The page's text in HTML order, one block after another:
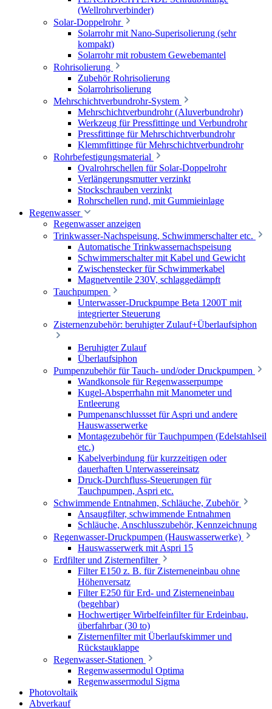
(Wellrohrverbinder)
Solar-Doppelrohr
Solarrohr mit Nano-Superisolierung (sehr
kompakt)
Solarrohr mit robustem Gewebemantel
Rohrisolierung
Zubehör Rohrisolierung
Solarrohrisolierung
Mehrschichtverbundrohr-System
Mehrschichtverbundrohr (Aluverbundrohr)
Werkzeug für Pressfittinge und Verbundrohr
Pressfittinge für Mehrschichtverbundrohr
Klemmfittinge für Mehrschichtverbundrohr
Rohrbefestigungsmaterial
Ovalrohrschellen für Solar-Doppelrohr
Verlängerungsmutter verzinkt
Stockschrauben verzinkt
Rohrschellen rund, mit Gummieinlage
Regenwasser
Regenwasser anzeigen
Trinkwasser-Nachspeisung, Schwimmerschalter etc.
Automatische Trinkwassernachspeisung
Schwimmerschalter mit Kabel und Gewicht
Zwischenstecker für Schwimmerkabel
Magnetventile 230V, schlaggedämpft
Tauchpumpen
Unterwasser-Druckpumpe Beta 1200T mit
integrierter Steuerung
Zisternenzubehör: beruhigter Zulauf+Überlaufsiphon
Beruhigter Zulauf
Überlaufsiphon
Pumpenzubehör für Tauch- und/oder Druckpumpen
Wandkonsole für Regenwasserpumpe
Kugel-Absperrhahn mit Manometer und
Entleerung
Pumpenanschlussset für Aspri und andere
Hauswasserwerke
Montagezubehör für Tauchpumpen (Edelstahlseil
etc.)
Kabelverbindung für kurzzeitigen oder
dauerhaften Unterwassereinsatz
Druck-Durchfluss-Steuerungen für
Tauchpumpen, Aspri etc.
Schwimmende Entnahmen, Schläuche, Zubehör
Ansaugfilter, schwimmende Entnahmen
Schläuche, Anschlusszubehör, Kennzeichnung
Regenwasser-Druckpumpen (Hauswasserwerke)
Hauswasserwerk mit Aspri 15
Erdfilter und Zisternenfilter
Filter E150 z. B. für Zisterneneinbau ohne
Höhenversatz
Filter E250 für Erd- und Zisterneneinbau
(begehbar)
Hochwertiger Wirbelfeinfilter für Erdeinbau,
überfahrbar (30 to)
Zisternenfilter mit Überlaufskimmer und
Rückstauklappe
Regenwasser-Stationen
Regenwassermodul Optima
Regenwassermodul Sigma
Photovoltaik
Abverkauf